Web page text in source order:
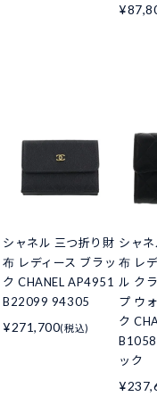
シャネル 三つ折り財
布 レディース ブラッ
ク CHANEL AP4951
B22099 94305
¥271,700(税込)
シャ
布 レ
ル ク
プ ウ
ク
ック